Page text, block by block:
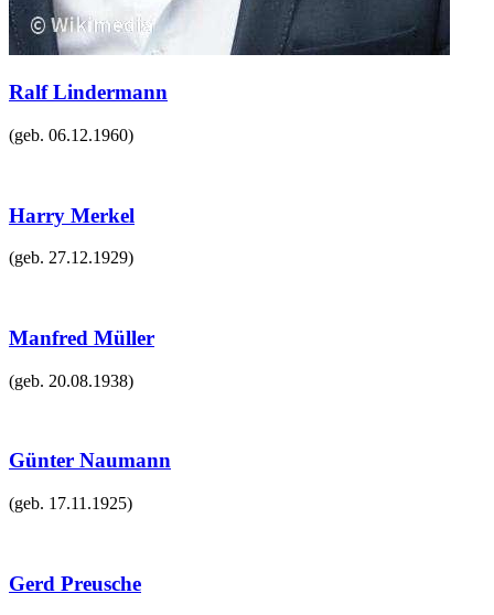
Ralf Lindermann
(geb. 06.12.1960)
Harry Merkel
(geb. 27.12.1929)
Manfred Müller
(geb. 20.08.1938)
Günter Naumann
(geb. 17.11.1925)
Gerd Preusche